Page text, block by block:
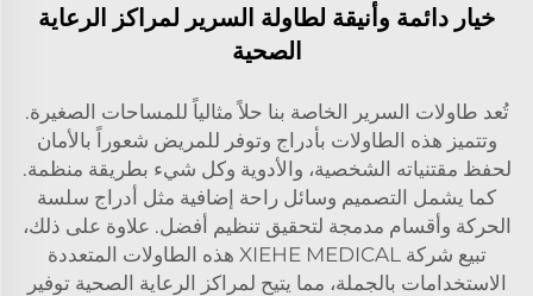
خيار دائمة وأنيقة لطاولة السرير لمراكز الرعاية
الصحية
تُعد طاولات السرير الخاصة بنا حلاً مثالياً للمساحات الصغيرة.
وتتميز هذه الطاولات بأدراج وتوفر للمريض شعوراً بالأمان
لحفظ مقتنياته الشخصية، والأدوية وكل شيء بطريقة منظمة.
كما يشمل التصميم وسائل راحة إضافية مثل أدراج سلسة
الحركة وأقسام مدمجة لتحقيق تنظيم أفضل. علاوة على ذلك،
تبيع شركة XIEHE MEDICAL هذه الطاولات المتعددة
الاستخدامات بالجملة، مما يتيح لمراكز الرعاية الصحية توفير